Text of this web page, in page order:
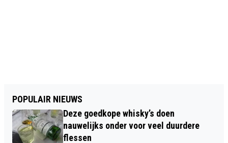
POPULAIR NIEUWS
Deze goedkope whisky’s doen
nauwelijks onder voor veel duurdere
flessen